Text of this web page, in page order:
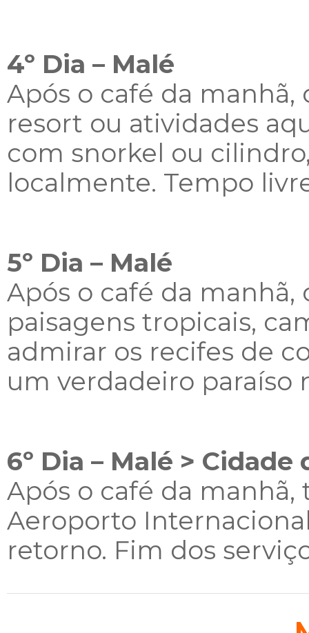
4º Dia – Malé
Após o café da
resort ou atividades
com snorkel ou
localmente. Tempo
5º Dia – Malé
Após o café da
paisagens tropicais,
admirar os recifes de
um verdadeiro paraíso
6º Dia – Malé >
Após o café da
Aeroporto
retorno. Fim dos